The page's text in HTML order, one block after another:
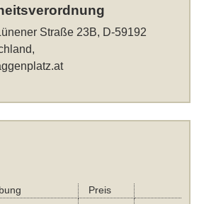
Straße 23B, D-59192
Preis